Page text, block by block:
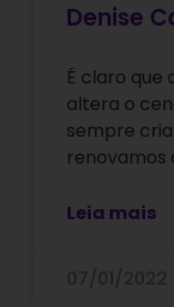
Denise
É claro que
altera o
sempre
renovamos
Leia mais